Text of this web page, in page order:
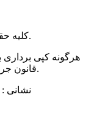
کلیه حقوق مادی ومعنوی متعلق به سی پنل می باشد.
قانون جرائم رایانه ای بوده و پیگرد قانونی خواهد داشت.
نشانی :